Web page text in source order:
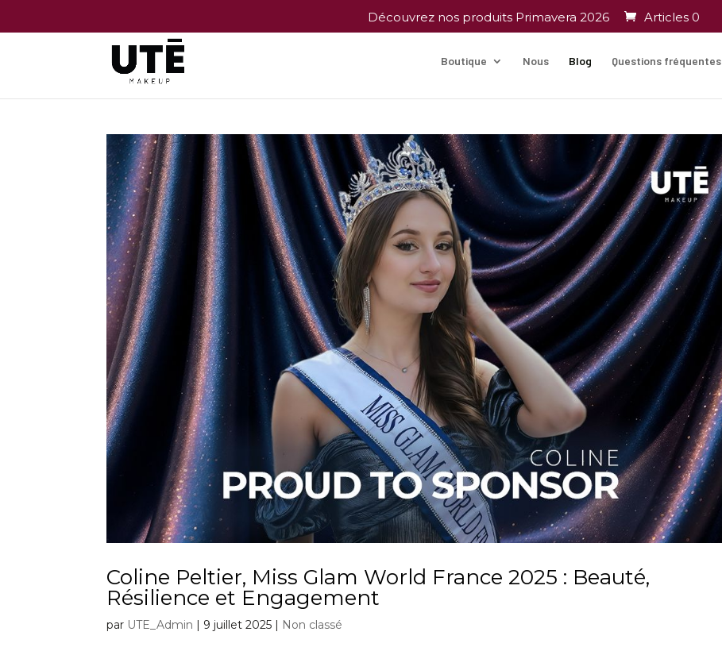
Découvrez nos produits Primavera 2026 Articles 0
Boutique Nous Blog Questions fréquentes
Coline Peltier, Miss Glam World France 2025 : Beauté,
Résilience et Engagement
par UTE_Admin | 9 juillet 2025 | Non classé